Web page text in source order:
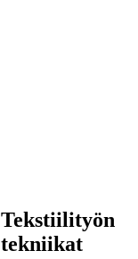
Tekstiilityön
tekniikat